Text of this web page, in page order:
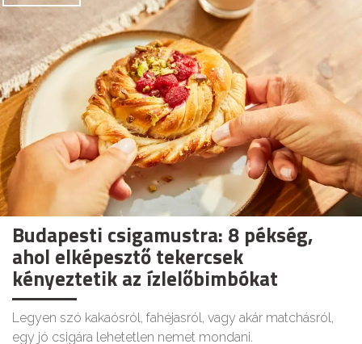
Budapesti csigamustra: 8 pékség,
ahol elképesztő tekercsek
kényeztetik az ízlelőbimbókat
Legyen szó kakaósról, fahéjasról, vagy akár matchásról,
egy jó csigára lehetetlen nemet mondani.